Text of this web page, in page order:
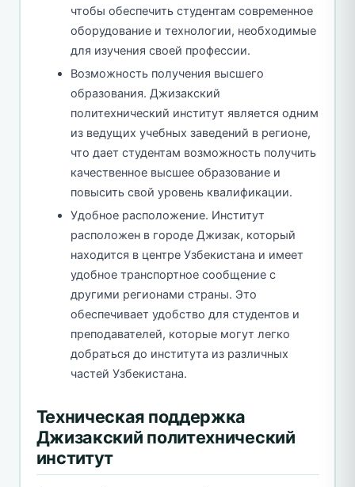
чтобы обеспечить студентам современное
оборудование и технологии, необходимые
для изучения своей профессии.
Возможность получения высшего
образования. Джизакский
политехнический институт является одним
из ведущих учебных заведений в регионе,
что дает студентам возможность получить
качественное высшее образование и
повысить свой уровень квалификации.
Удобное расположение. Институт
расположен в городе Джизак, который
находится в центре Узбекистана и имеет
удобное транспортное сообщение с
другими регионами страны. Это
обеспечивает удобство для студентов и
преподавателей, которые могут легко
добраться до института из различных
частей Узбекистана.
Техническая поддержка
Джизакский политехнический
институт